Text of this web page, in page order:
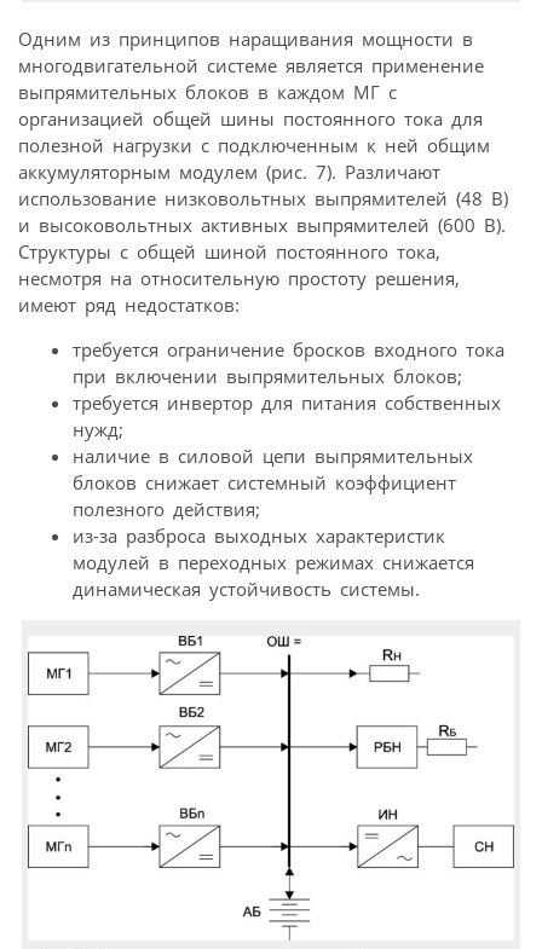
Одним из принципов наращивания мощности в
многодвигательной системе является применение
выпрямительных блоков в каждом МГ с
организацией общей шины постоянного тока для
полезной нагрузки с подключенным к ней общим
аккумуляторным модулем (рис. 7). Различают
использование низковольтных выпрямителей (48 В)
и высоко­вольтных активных выпрямителей (600 В).
Структуры с общей шиной постоянного тока,
несмотря на относительную простоту решения,
имеют ряд недостатков:
требуется ограничение бросков входного тока
при включении выпрямительных блоков;
требуется инвертор для питания собственных
нужд;
наличие в силовой цепи выпрямительных
блоков снижает системный коэффициент
полезного действия;
из-за разброса выходных характеристик
модулей в переходных режимах снижается
динамическая устойчивость системы.